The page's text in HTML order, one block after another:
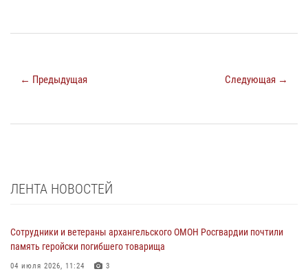
← Предыдущая Следующая →
ЛЕНТА НОВОСТЕЙ
Сотрудники и ветераны архангельского ОМОН Росгвардии почтили
память геройски погибшего товарища
04 июля 2026, 11:24 3